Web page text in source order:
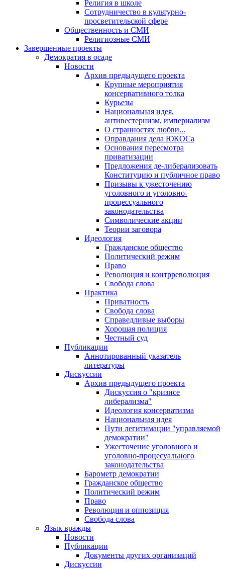
Религия в школе
Сотрудничество в культурно-
просветительской сфере
Общественность и СМИ
Религиозные СМИ
Завершенные проекты
Демократия в осаде
Новости
Архив предыдущего проекта
Крупные мероприятия
консервативного толка
Курьезы
Национальная идея,
антивестернизм, империализм
О странностях любви...
Оправдания дела ЮКОСа
Основания пересмотра
приватизации
Предложения де-либерализовать
Конституцию и публичное право
Призывы к ужесточению
уголовного и уголовно-
процессуального
законодательства
Символические акции
Теории заговора
Идеология
Гражданское общество
Политический режим
Право
Революция и контрреволюция
Свобода слова
Практика
Приватность
Свобода слова
Справедливые выборы
Хорошая полиция
Честный суд
Публикации
Аннотированный указатель
литературы
Дискуссии
Архив предыдущего проекта
Дискуссия о "кризисе
либерализма"
Идеология консерватизма
Национальная идея
Пути легитимации "управляемой
демократии"
Ужесточение уголовного и
уголовно-процесуального
законодательства
Барометр демократии
Гражданское общество
Политический режим
Право
Революция и оппозиция
Свобода слова
Язык вражды
Новости
Публикации
Документы других организаций
Дискуссии